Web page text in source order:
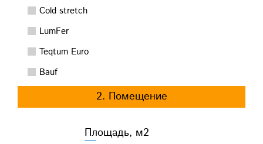
Cold stretch
LumFer
Teqtum Euro
Bauf
2. Помещение
Площадь, м2